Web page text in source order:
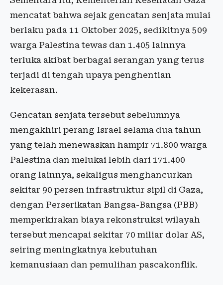
mencatat bahwa sejak gencatan senjata mulai
berlaku pada 11 Oktober 2025, sedikitnya 509
warga Palestina tewas dan 1.405 lainnya
terluka akibat berbagai serangan yang terus
terjadi di tengah upaya penghentian
kekerasan.
Gencatan senjata tersebut sebelumnya
mengakhiri perang Israel selama dua tahun
yang telah menewaskan hampir 71.800 warga
Palestina dan melukai lebih dari 171.400
orang lainnya, sekaligus menghancurkan
sekitar 90 persen infrastruktur sipil di Gaza,
dengan Perserikatan Bangsa-Bangsa (PBB)
memperkirakan biaya rekonstruksi wilayah
tersebut mencapai sekitar 70 miliar dolar AS,
seiring meningkatnya kebutuhan
kemanusiaan dan pemulihan pascakonflik.